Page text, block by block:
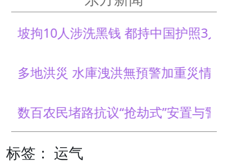
10人涉洗黑钱 都持中国护照3人是中
洪災 水庫洩洪無預警加重災情
农民堵路抗议“抢劫式”安置与警冲突(
标签： 运气